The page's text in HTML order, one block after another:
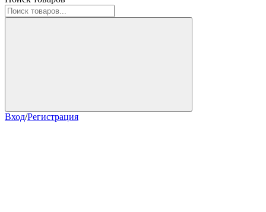
Вход/Регистрация